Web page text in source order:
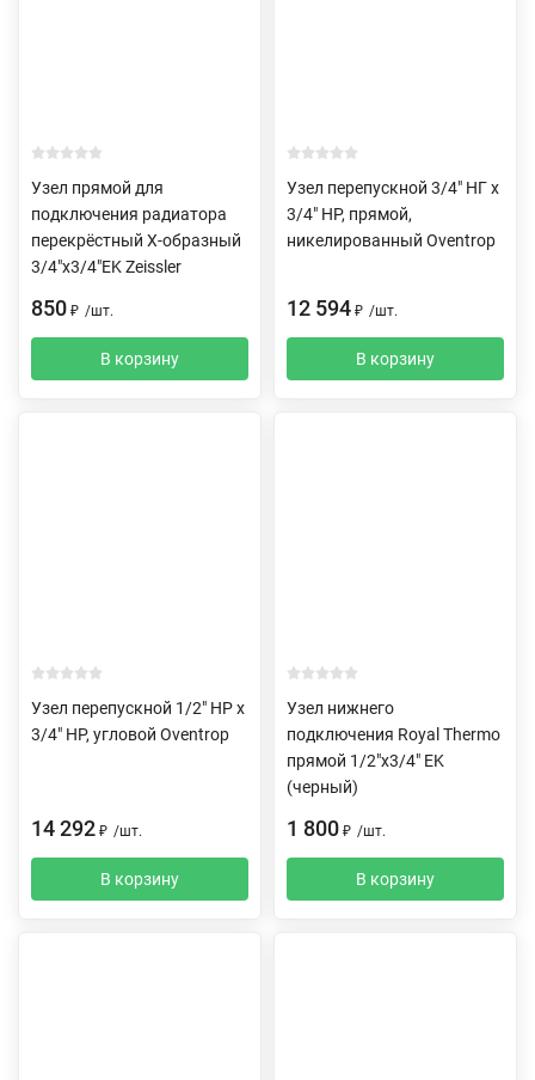
Узел прямой для
подключения радиатора
перекрёстный Х-образный
3/4"х3/4"EK Zeissler
850 ₽ /шт.
В корзину
Узел перепускной 3/4" НГ х
3/4" НР, прямой,
никелированный Oventrop
12 594 ₽ /шт.
В корзину
Узел перепускной 1/2" НР х
3/4" НР, угловой Oventrop
14 292 ₽ /шт.
В корзину
Узел нижнего
подключения Royal Thermo
прямой 1/2"х3/4" EK
(черный)
1 800 ₽ /шт.
В корзину